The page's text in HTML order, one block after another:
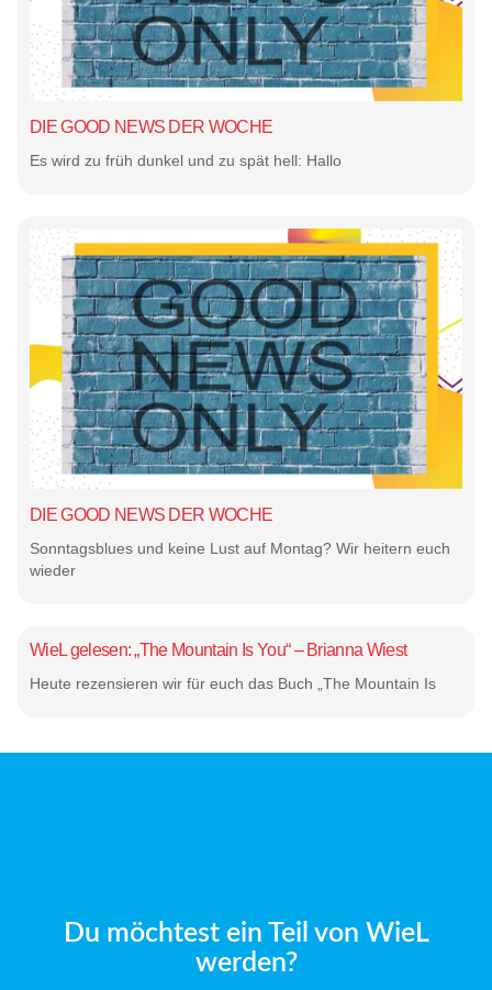
DIE GOOD NEWS DER WOCHE
Es wird zu früh dunkel und zu spät hell: Hallo
DIE GOOD NEWS DER WOCHE
Sonntagsblues und keine Lust auf Montag? Wir heitern euch
wieder
WieL gelesen: „The Mountain Is You“ – Brianna Wiest
Heute rezensieren wir für euch das Buch „The Mountain Is
Du möchtest ein Teil von WieL
werden?